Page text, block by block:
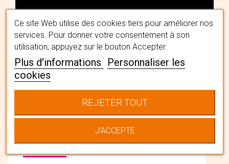
Votre bien-être
avant tout
Ce site Web utilise des cookies tiers pour améliorer nos
services. Pour donner votre consentement à son
utilisation, appuyez sur le bouton Accepter.
Plus d'informations
Personnaliser les
cookies
REJETER TOUT
J'ACCEPTE